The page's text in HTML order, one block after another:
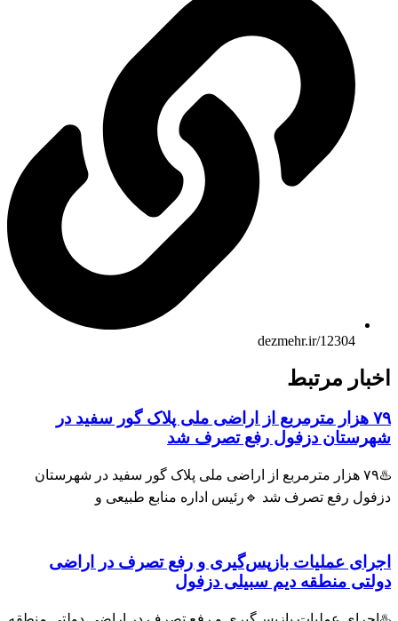
dezmehr.ir/12304
مرتبط
۷۹ هزار مترمربع از اراضی ملی پلاک گور سفید در
دزفول رفع تصرف شد
♨️۷۹ هزار مترمربع از اراضی ملی پلاک گور سفید در شهرستان
رفع تصرف شد 🔹رئیس اداره منابع طبیعی و
عملیات بازپس‌گیری و رفع تصرف در اراضی
منطقه دیم سبیلی دزفول